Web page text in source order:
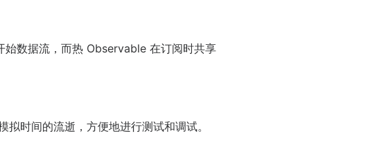
数据流，而热 Observable 在订阅时共享
时间的流逝，方便地进行测试和调试。